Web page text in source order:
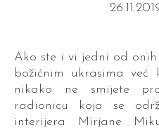
Ako ste i vi jedni od
božićnim ukrasima već
nikako ne smijete
radionicu koja se
interijera Mirjane